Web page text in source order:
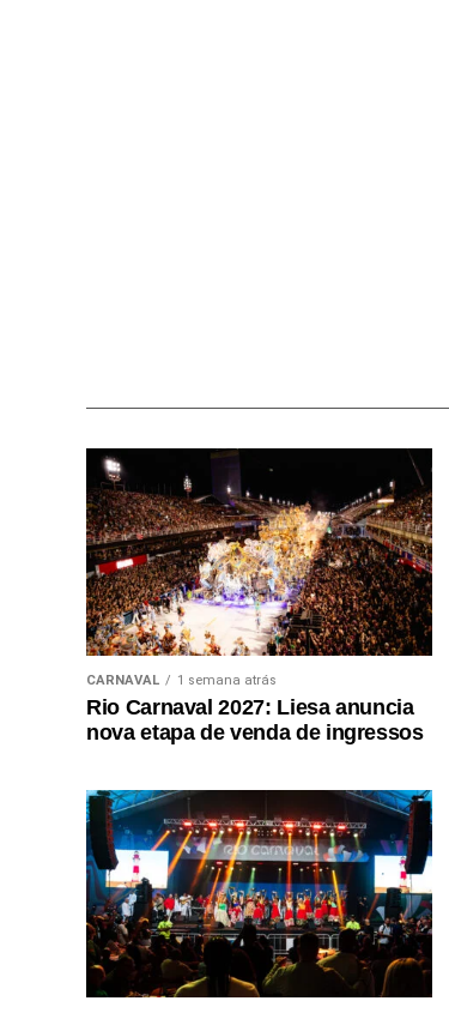
CARNAVAL 1 semana atrás
Rio Carnaval 2027: Liesa anuncia
nova etapa de venda de ingressos